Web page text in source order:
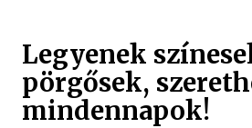
Legyenek
pörgősek,
mindennapok!